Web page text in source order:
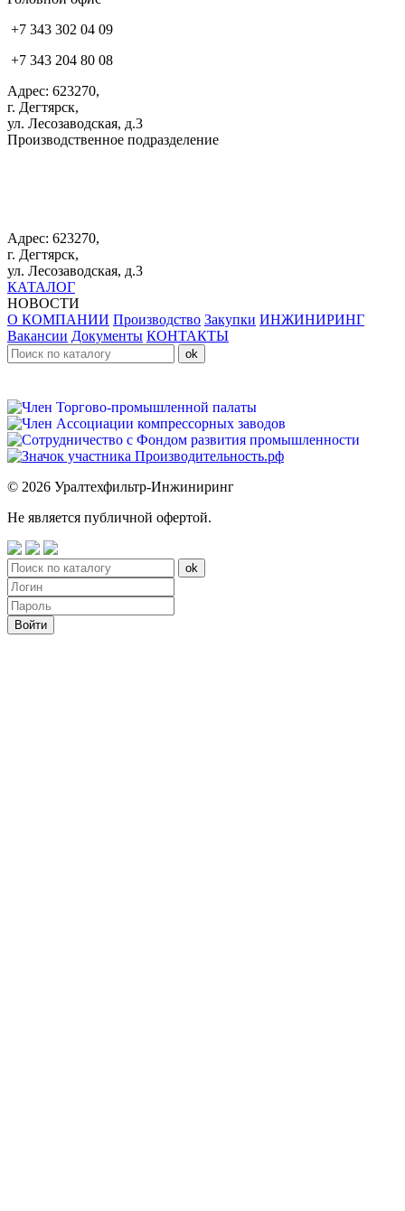
+7 343 302 04 09
+7 343 204 80 08
Адрес: 623270,
г. Дегтярск,
ул. Лесозаводская, д.3
Производственное подразделение
Адрес: 623270,
г. Дегтярск,
ул. Лесозаводская, д.3
КАТАЛОГ
НОВОСТИ
О КОМПАНИИ Производство Закупки ИНЖИНИРИНГ
Вакансии Документы КОНТАКТЫ
© 2026 Уралтехфильтр-Инжиниринг
Не является публичной офертой.